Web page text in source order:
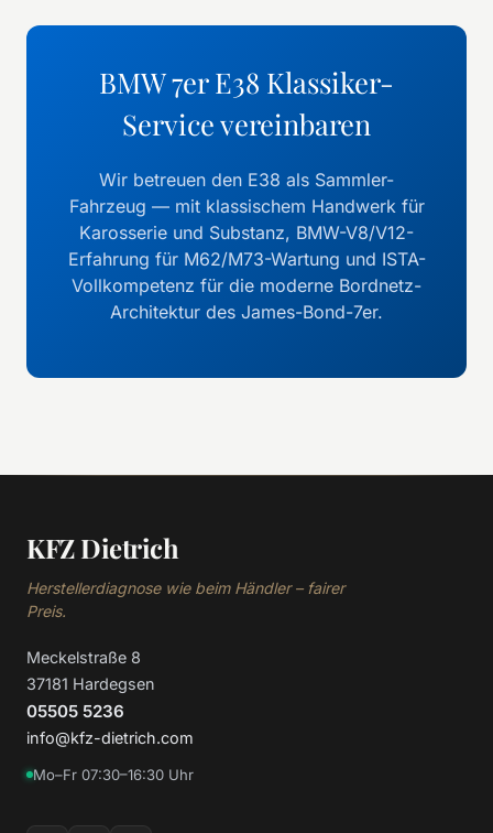
BMW 7er E38 Klassiker-
Service vereinbaren
Wir betreuen den E38 als Sammler-
Fahrzeug — mit klassischem Handwerk für
Karosserie und Substanz, BMW-V8/V12-
Erfahrung für M62/M73-Wartung und ISTA-
Vollkompetenz für die moderne Bordnetz-
Architektur des James-Bond-7er.
KFZ Dietrich
Herstellerdiagnose wie beim Händler – fairer
Preis.
Meckelstraße 8
37181 Hardegsen
05505 5236
info@kfz-dietrich.com
Mo–Fr 07:30–16:30 Uhr